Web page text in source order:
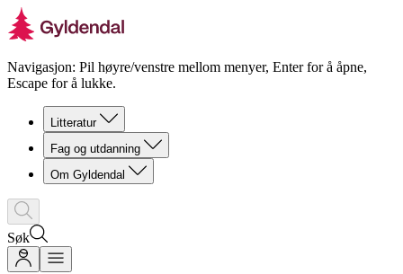
Navigasjon: Pil høyre/venstre mellom menyer, Enter for å åpne,
Escape for å lukke.
Litteratur
Fag og utdanning
Om Gyldendal
Søk